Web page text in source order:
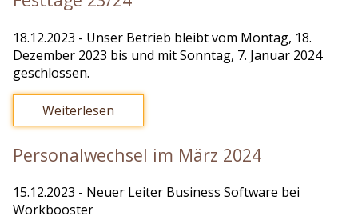
18.12.2023 - Unser Betrieb bleibt vom Montag, 18.
Dezember 2023 bis und mit Sonntag, 7. Januar 2024
geschlossen.
Weiterlesen
Personalwechsel im März 2024
15.12.2023 - Neuer Leiter Business Software bei
Workbooster